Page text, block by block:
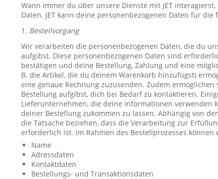
Wann immer du über unsere Dienste mit JET
Daten. JET kann deine personenbezogenen Daten für
1. Bestellvorgang
Wir verarbeiten die personenbezogenen Daten, die du
aufgibst. Diese personenbezogenen Daten sind
bestätigen und deine Bestellung, Zahlung und eine
B. die Artikel, die du deinem Warenkorb hinzufügst)
eine genaue Rechnung zuzusenden. Zudem
Bestellung aufgibst, dich bei Bedarf zu kontaktieren.
Lieferunternehmen, die deine Informationen verwenden
deiner Bestellung zukommen zu lassen. Abhängig von
die Tatsache beziehen, dass die Verarbeitung zur
erforderlich ist. Im Rahmen des Bestellprozesses
Name
Adressdaten
Kontaktdaten
Bestellungs- und Transaktionsdaten